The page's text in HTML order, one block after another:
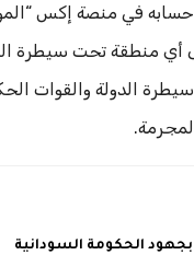
في منصة إكس
إلى أي منطقة تحت
الدولة والقوات
الحكومة السودانية